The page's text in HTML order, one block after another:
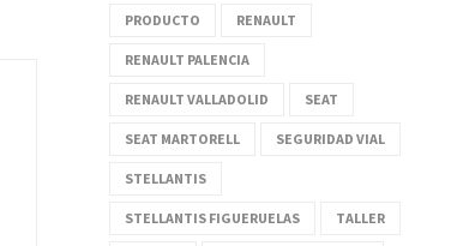
PRODUCTO RENAULT
RENAULT PALENCIA
RENAULT VALLADOLID SEAT
SEAT MARTORELL SEGURIDAD VIAL
STELLANTIS
STELLANTIS FIGUERUELAS TALLER